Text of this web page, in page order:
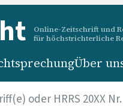
Online-Zeitschrift und
für höchstrichterliche
Über